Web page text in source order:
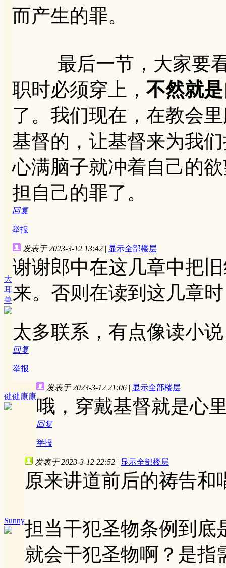
而产生的罪。
最后一节，大家要看
职时必须穿上， 不然就
了。我们现在，在教会
基督的，让基督来为我
心满脑子就冲着自己的
担自己的罪了。
回复
举报
大
耳
兽
发表于 2023-3-12 13:42 | 显示全部楼层
谢谢郎中在这几章中把
来。否则在读到这几章
太多联系，有点像读小
回复
举报
健健康康
发表于 2023-3-12 21:06 | 显示全部楼层
哦，穿戴基督就是心
回复
举报
Sunny
发表于 2023-3-12 22:52 | 显示全部楼层
原来讲道前后的祷告和
担当干犯圣物条例到底
就会干犯圣物啊？是指